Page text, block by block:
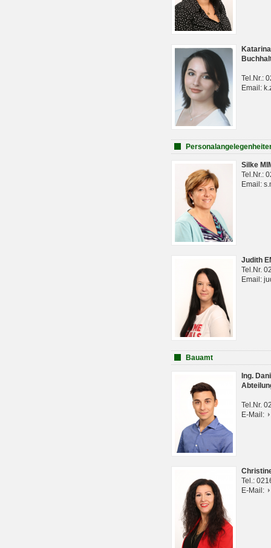
Tel.Nr.:
Email:
Silke
Tel.Nr.:
Email:
Judith
Tel.Nr.
Email:
Bauamt
Ing.
Tel.Nr.
E-Mail:
Tel.:
E-Mail: